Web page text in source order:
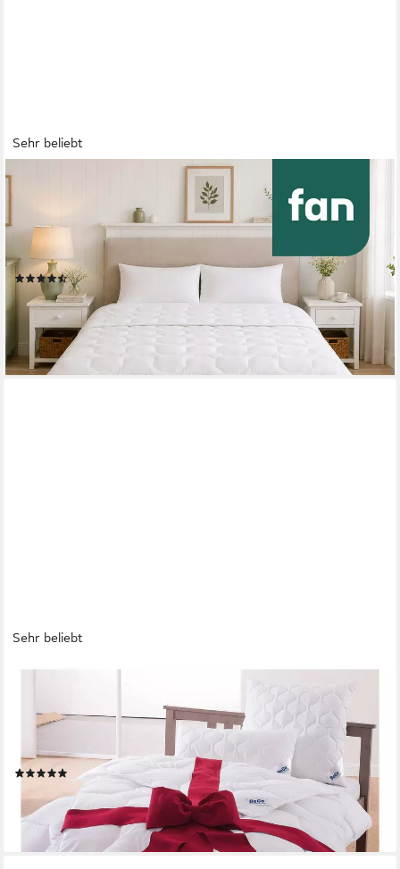
Sehr beliebt
Baumwollbettdecke Kansas, Bettdecken für Sommer und Winter,
Decke, Füllung: 100% Baumwolle, Bezug: 100% Baumwolle,
Bettdecke 135x200 cm, 155x220 cm und weiteren Größen,
Made in Germany
(634)
ab 27,99 € UVP 59,95 €
nur diesen Monat
-53%
lieferbar - in 4-5 Werktagen bei dir
Sehr beliebt
BECO
Microfaserbettdecke 2 für 1, Bettdecken für Sommer und
Winter, inkl. 1 Gratis-Leichtdecke, Füllung: Polyester, Bezug:
Polyester, Bettdecke 135x200 cm, 155x220 cm und weitere
Größen, Decke
(1671)
UVP 79,80 €
-60%
lieferbar - in 6-7 Werktagen bei dir